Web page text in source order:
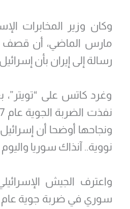
رسالة إلى إيران بأن
وغرد كاتس على “تويتر”،
ونجاحها أوضحا أن
نووية.. آنذاك سوريا واليوم
واعترف الجيش